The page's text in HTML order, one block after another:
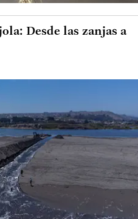
Desde las zanjas a